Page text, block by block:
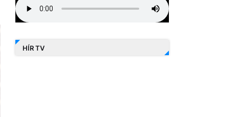
HÍR TV